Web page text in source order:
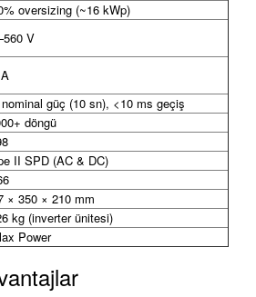
oversizing (~16 kWp)
V
güç (10 sn), <10 ms geçiş
döngü
II SPD (AC & DC)
× 350 × 210 mm
kg (inverter ünitesi)
Power